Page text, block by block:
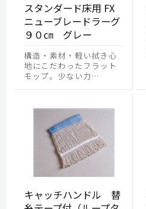
スタンダード床用 FX
ニューブレードラーグ
９０㎝ グレー
構造・素材・軽い拭き心
地にこだわったフラット
モップ。少ない力…
キャッチハンドル 替